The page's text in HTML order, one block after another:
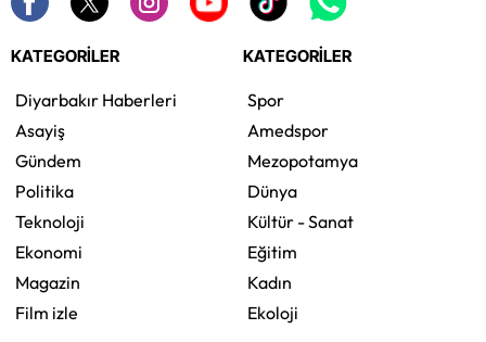
KATEGORİLER
Diyarbakır Haberleri
Asayiş
Gündem
Politika
Teknoloji
Ekonomi
Magazin
Film izle
KATEGORİLER
Spor
Amedspor
Mezopotamya
Dünya
Kültür - Sanat
Eğitim
Kadın
Ekoloji